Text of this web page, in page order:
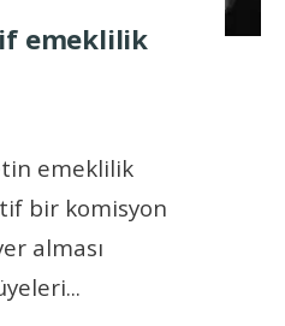
emeklilik
emeklilik
bir komisyon
alması
...